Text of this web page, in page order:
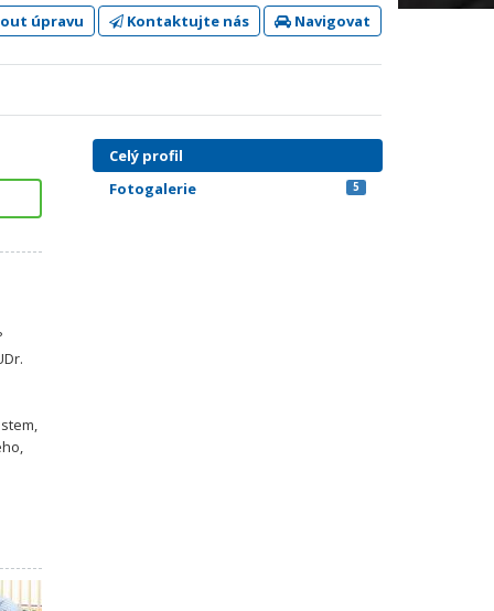
úpravu Kontaktujte nás Navigovat
Celý profil
Fotogalerie
5